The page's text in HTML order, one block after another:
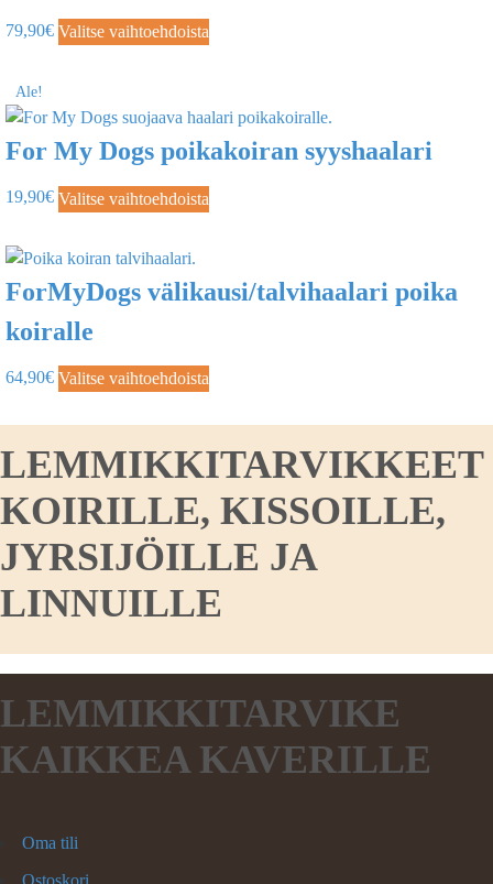
79,90€ Valitse vaihtoehdoista
Ale!
For My Dogs poikakoiran syyshaalari
19,90€ Valitse vaihtoehdoista
ForMyDogs välikausi/talvihaalari poika
koiralle
64,90€ Valitse vaihtoehdoista
LEMMIKKITARVIKKEET
KOIRILLE, KISSOILLE,
JYRSIJÖILLE JA
LINNUILLE
LEMMIKKITARVIKE
KAIKKEA KAVERILLE
Oma tili
Ostoskori